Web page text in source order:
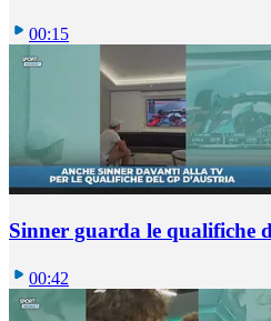
00:15
Sinner guarda le qualifiche
00:42